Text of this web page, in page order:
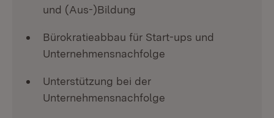
und (Aus-)Bildung
Bürokratieabbau für Start-ups und
Unternehmensnachfolge
Unterstützung bei der
Unternehmensnachfolge